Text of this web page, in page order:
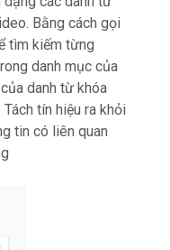
Bằng cách gọi
tìm kiếm từng
danh mục của
danh từ khóa
tín hiệu ra khỏi
tin có liên quan